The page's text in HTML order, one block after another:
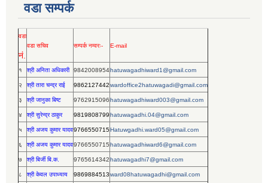
वडा सम्पर्क
वडा
नं.
वडा सचिव सम्पर्क नम्वरः- E-mail
१ श्री अनिता अधिकारी 9842008954hatuwagadhiward1@gmail.com
२ श्री तारा चन्द्र राई 9862127442wardoffice2hatuwagadi@gmail.com
३ श्री जानुका बिष्ट 9762915096hatuwagadhiward003@gmail.com
४ श्री सुरेन्द्र ठाकुर 9819808799hatuwagadhi.04@gmail.com
५ श्री अजय कुमार यादव9766550715Hatuwgadhi.ward05@gmail.com
६ श्री अजय कुमार यादव9766550715hatuwagadhiward6@gmail.com
७ श्री बिर्जी बि.क. 9765614342hatuwagadhi7@gmail.com
८ श्री केवल उपाध्याय 9869884513ward08hatuwagadhi@gmail.com